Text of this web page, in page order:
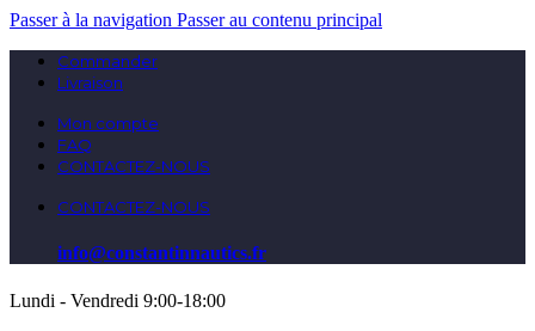
Passer à la navigation Passer au contenu principal
Commander
Livraison
Mon compte
FAQ
CONTACTEZ-NOUS
CONTACTEZ-NOUS
info@constantinnautics.fr
Lundi - Vendredi 9:00-18:00